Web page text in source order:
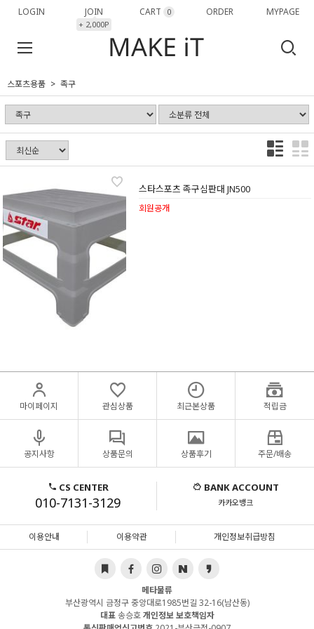
LOGIN JOIN
+ 2,000P
CART 0 ORDER MYPAGE
스포츠용품 족구
스타스포츠 족구심판대 JN500
회원공개
마이페이지 관심상품 최근본상품 적립금
공지사항 상품문의 상품후기 주문/배송
CS CENTER
010-7131-3129
BANK ACCOUNT
카카오뱅크
이용안내 이용약관 개인정보취급방침
메타물류
부산광역시 금정구 중앙대로1985번길 32-16(남산동)
대표송승호개인정보 보호책임자